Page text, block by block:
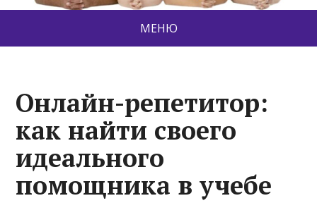
МЕНЮ
Онлайн-репетитор:
как найти своего
идеального
помощника в учебе